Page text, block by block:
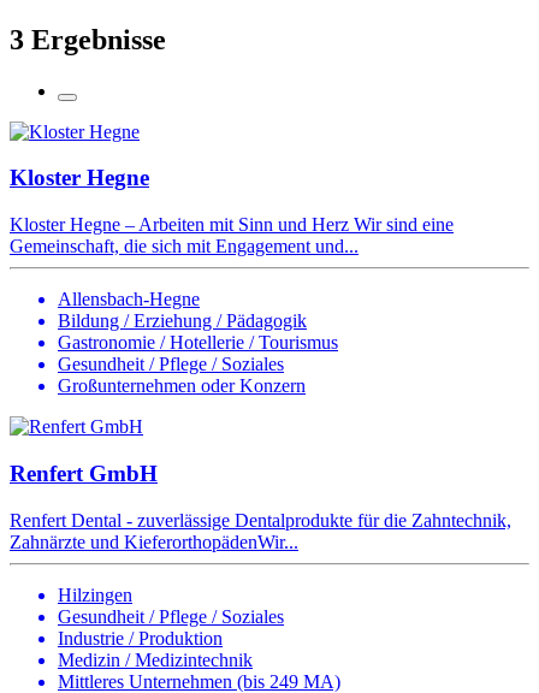
3 Ergebnisse
Kloster Hegne
Kloster Hegne – Arbeiten mit Sinn und Herz Wir sind eine
Gemeinschaft, die sich mit Engagement und...
Allensbach-Hegne
Bildung / Erziehung / Pädagogik
Gastronomie / Hotellerie / Tourismus
Gesundheit / Pflege / Soziales
Großunternehmen oder Konzern
Renfert GmbH
Renfert Dental - zuverlässige Dentalprodukte für die Zahntechnik,
Zahnärzte und KieferorthopädenWir...
Hilzingen
Gesundheit / Pflege / Soziales
Industrie / Produktion
Medizin / Medizintechnik
Mittleres Unternehmen (bis 249 MA)